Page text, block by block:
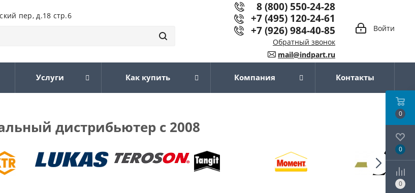
пер, д.18 стр.6
Войти
8 (800) 550-24-28
+7 (495) 120-24-61
+7 (926) 984-40-85
Обратный звонок
mail@indpart.ru
Услуги Как купить Компания Контакты
дистрибьютер с 2008
0
0
0